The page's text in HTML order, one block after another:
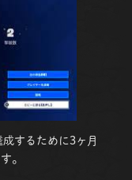
するために3ヶ月
。